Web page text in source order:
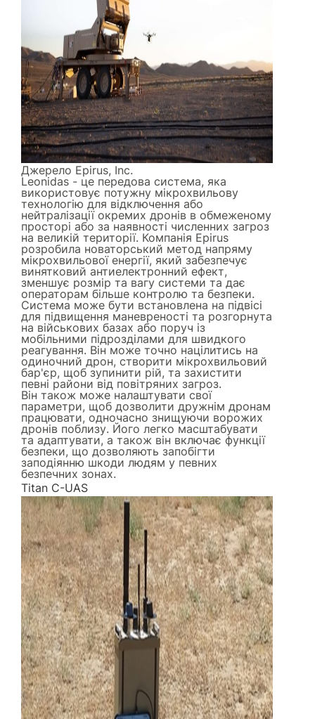
Джерело Epirus, Inc.
Leonidas - це передова система, яка
використовує потужну мікрохвильову
технологію для відключення або
нейтралізації окремих дронів в обмеженому
просторі або за наявності численних загроз
на великій території. Компанія Epirus
розробила новаторський метод напряму
мікрохвильової енергії, який забезпечує
винятковий антиелектронний ефект,
зменшує розмір та вагу системи та дає
операторам більше контролю та безпеки.
Система може бути встановлена на підвісі
для підвищення маневреності та розгорнута
на військових базах або поруч із
мобільними підрозділами для швидкого
реагування. Він може точно націлитись на
одиночний дрон, створити мікрохвильовий
бар'єр, щоб зупинити рій, та захистити
певні райони від повітряних загроз.
Він також може налаштувати свої
параметри, щоб дозволити дружнім дронам
працювати, одночасно знищуючи ворожих
дронів поблизу. Його легко масштабувати
та адаптувати, а також він включає функції
безпеки, що дозволяють запобігти
заподіянню шкоди людям у певних
безпечних зонах.
Titan C-UAS